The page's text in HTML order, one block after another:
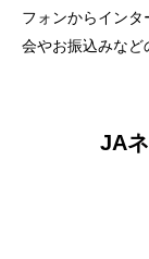
メリット
フォンからイン
会やお振込みなど
JA